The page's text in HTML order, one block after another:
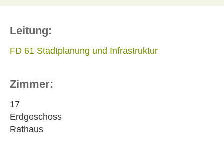
Leitung:
FD 61 Stadtplanung und Infrastruktur
Zimmer:
17
Erdgeschoss
Rathaus